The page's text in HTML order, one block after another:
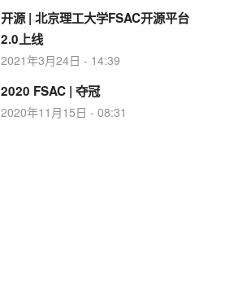
开源 | 北京理工大学FSAC开源平台
2.0上线
2021年3月24日 - 14:39
2020 FSAC | 夺冠
2020年11月15日 - 08:31